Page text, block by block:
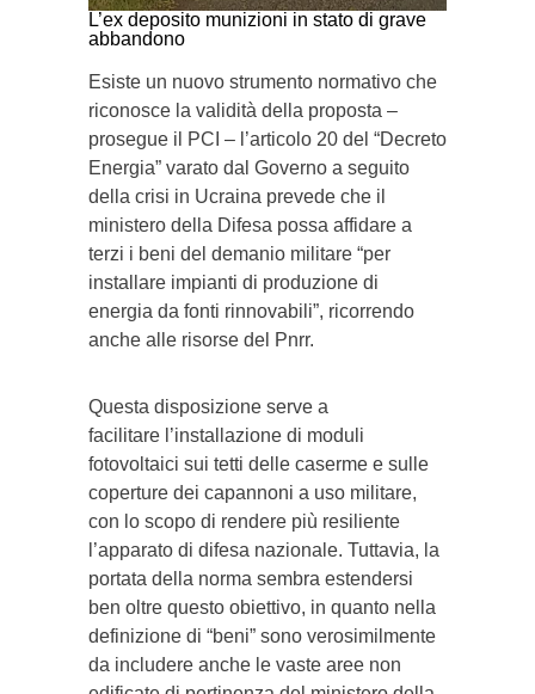
L’ex deposito munizioni in stato di grave
abbandono
Esiste un nuovo strumento normativo che
riconosce la validità della proposta –
prosegue il PCI – l’articolo 20 del “Decreto
Energia” varato dal Governo a seguito
della crisi in Ucraina prevede che il
ministero della Difesa possa affidare a
terzi i beni del demanio militare “per
installare impianti di produzione di
energia da fonti rinnovabili”, ricorrendo
anche alle risorse del Pnrr.
Questa disposizione serve a
facilitare l’installazione di moduli
fotovoltaici sui tetti delle caserme e sulle
coperture dei capannoni a uso militare,
con lo scopo di rendere più resiliente
l’apparato di difesa nazionale. Tuttavia, la
portata della norma sembra estendersi
ben oltre questo obiettivo, in quanto nella
definizione di “beni” sono verosimilmente
da includere anche le vaste aree non